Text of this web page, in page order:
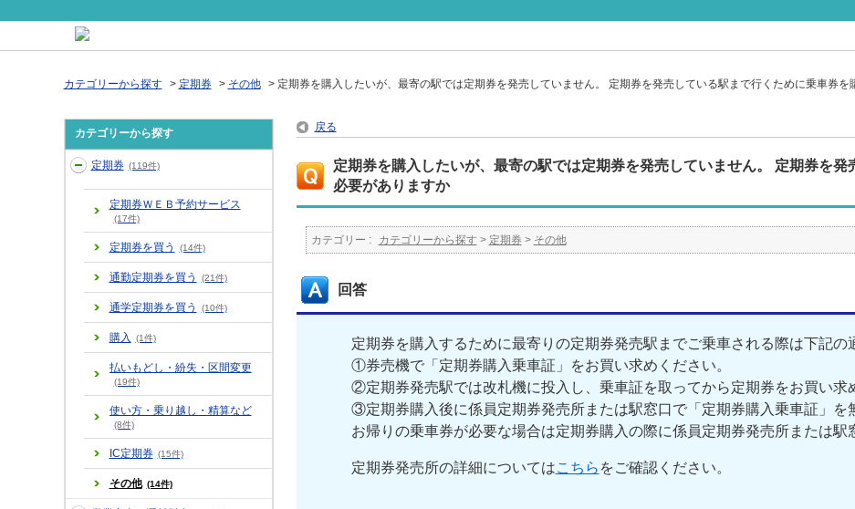
カテゴリーから探す > 定期券 > その他 > 定期券を購入したいが、最寄の駅では定期券を発売していません。 定期券を発売している駅まで行くために乗車券を
カテゴリーから探す
定期券 (119件)
定期券ＷＥＢ予約サービス
(17件)
定期券を買う (14件)
通勤定期券を買う (21件)
通学定期券を買う (10件)
購入 (1件)
払いもどし・紛失・区間変更
(19件)
使い方・乗り越し・精算など
(8件)
IC定期券 (15件)
その他 (14件)
戻る
定期券を購入したいが、最寄の駅では定期券を発売していません。 定期券を
必要がありますか
カテゴリー : カテゴリーから探す > 定期券 > その他
回答
定期券を購入するために最寄りの定期券発売駅までご乗車される際は下記の
①券売機で「定期券購入乗車証」をお買い求めください。
②定期券発売駅では改札機に投入し、乗車証を取ってから定期券をお買い求
③定期券購入後に係員定期券発売所または駅窓口で「定期券購入乗車証」を
お帰りの乗車券が必要な場合は定期券購入の際に係員定期券発売所または駅
定期券発売所の詳細についてはこちら をご確認ください。